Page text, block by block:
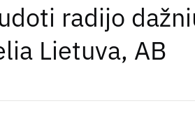
radijo
Lietuva, AB